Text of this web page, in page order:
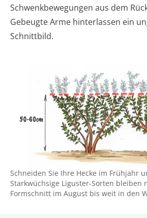
Schwenkbewegungen aus dem
Gebeugte Arme hinterlassen ein
Schnittbild.
Schneiden Sie Ihre Hecke im Frühjahr
Starkwüchsige Liguster-Sorten bleiben
Formschnitt im August bis weit in den